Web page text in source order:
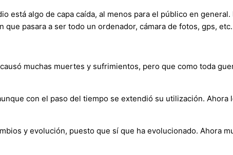
está algo de capa caída, al menos para el público en
pasara a ser todo un ordenador, cámara de fotos, gps, etc.
muchas muertes y sufrimientos, pero que como toda
con el paso del tiempo se extendió su utilización.
y evolución, puesto que sí que ha evolucionado. Ahora